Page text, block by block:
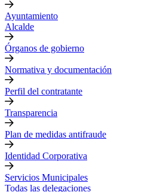
Ayuntamiento
Alcalde
Órganos de gobierno
Normativa y documentación
Perfil del contratante
Transparencia
Plan de medidas antifraude
Identidad Corporativa
Servicios Municipales
Todas las delegaciones